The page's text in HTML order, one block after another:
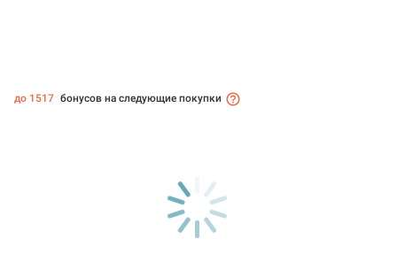
до 1517 бонусов на следующие покупки